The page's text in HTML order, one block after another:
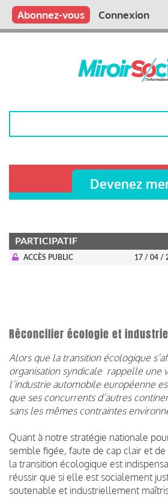
Aller
contenu
Main
Qui sommes nous ?
Vous publiez
Nous publions
Contactez-nous
Abonnez-vous Connexion
Devenez
PARTICIPATIF
ACCÈS PUBLIC 17 / 04 /
Réconcilier écologie et
Alors que la transition écologique
organisation syndicale rappelle une
l’industrie automobile européenne
que ses concurrents d’autres
sans les mêmes contraintes
Quant à notre stratégie nationale
semble figée, faute de cap clair et
la transition écologique est
réussir que si elle est socialement
soutenable et industriellement